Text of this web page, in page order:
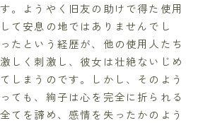
。ようやく旧友の助けで得た使用
て安息の地ではありませんでし
たという経歴が、他の使用人たち
しく刺激し、彼女は壮絶ないじめ
しまうのです。しかし、そのよう
ても、絢子は心を完全に折られる
てを諦め、感情を失ったかのよう